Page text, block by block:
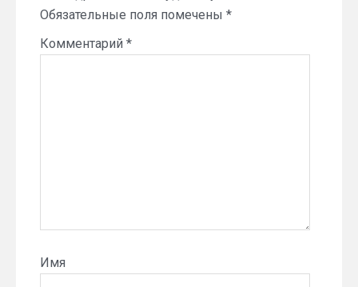
Обязательные поля помечены *
Комментарий *
Имя